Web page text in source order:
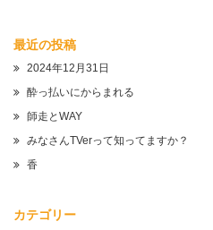
最近の投稿
2024年12月31日
酔っ払いにからまれる
師走とWAY
みなさんTVerって知ってますか？
香
カテゴリー